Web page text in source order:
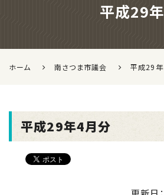
平成29年
ホーム 南さつま市議会 平成29年
平成29年4月分